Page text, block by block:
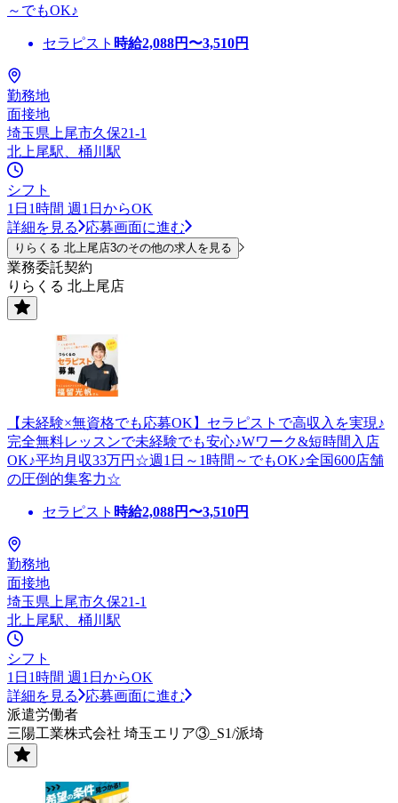
～でもOK♪
セラピスト 時給2,088円〜3,510円
勤務地
面接地
埼玉県上尾市久保21-1
北上尾駅、桶川駅
シフト
1日1時間 週1日からOK
詳細を見る
応募画面に進む
りらくる 北上尾店3のその他の求人を見る
業務委託契約
りらくる 北上尾店
【未経験×無資格でも応募OK】セラピストで高収入を実現♪
完全無料レッスンで未経験でも安心♪Wワーク&短時間入店
OK♪平均月収33万円☆週1日～1時間～でもOK♪全国600店舗
の圧倒的集客力☆
セラピスト 時給2,088円〜3,510円
勤務地
面接地
埼玉県上尾市久保21-1
北上尾駅、桶川駅
シフト
1日1時間 週1日からOK
詳細を見る
応募画面に進む
派遣労働者
三陽工業株式会社 埼玉エリア③_S1/派埼